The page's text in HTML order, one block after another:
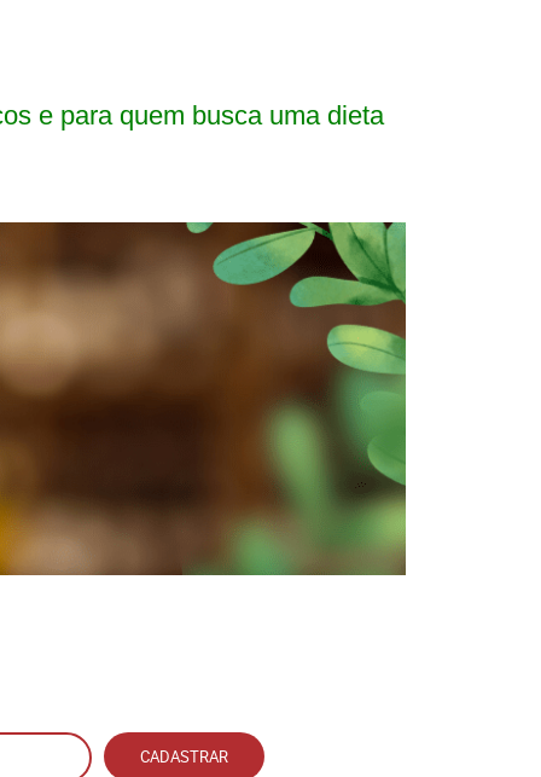
e para quem busca uma dieta
CADASTRAR